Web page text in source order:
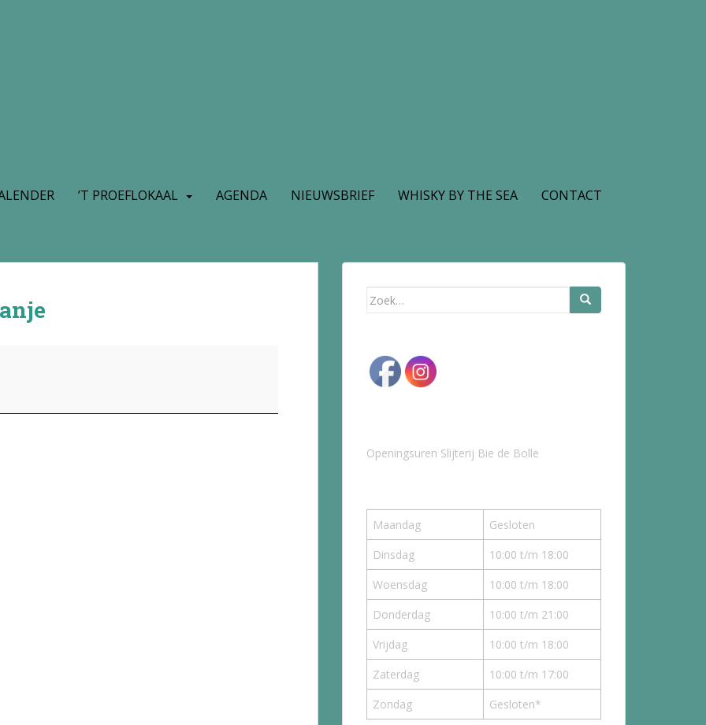
’T PROEFLOKAAL AGENDA NIEUWSBRIEF WHISKY BY THE SEA CONTACT
Zoek
Openingsuren Slijterij Bie de Bolle
Maandag
Gesloten
Dinsdag
10:00 t/m 18:00
Woensdag
10:00 t/m 18:00
Donderdag
10:00 t/m 21:00
Vrijdag
10:00 t/m 18:00
Zaterdag
10:00 t/m 17:00
Zondag
Gesloten*